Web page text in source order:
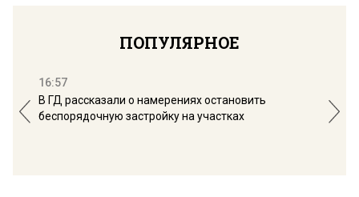
ПОПУЛЯРНОЕ
16:57
В ГД рассказали о намерениях остановить
беспорядочную застройку на участках